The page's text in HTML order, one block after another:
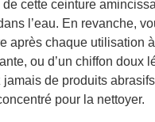
cette ceinture
l’eau. En revanche,
après chaque utilisation
ou d’un chiffon doux
jamais de produits
pour la nettoyer.